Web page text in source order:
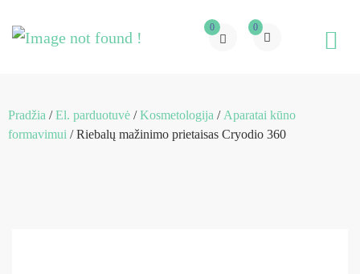
0 0
Pradžia /El. parduotuvė /Kosmetologija /Aparatai kūno
formavimui / Riebalų mažinimo prietaisas Cryodio 360